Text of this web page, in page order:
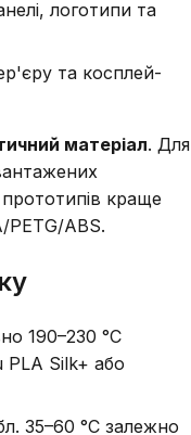
логотипи та
та косплей-
матеріал. Для
краще
PETG/ABS.
190–230 °C
PLA Silk+ або
35–60 °C залежно